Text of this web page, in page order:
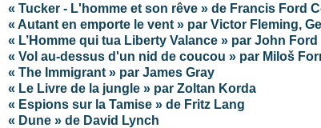
« Tucker - L'homme et son rêve » de Francis Ford
« Autant en emporte le vent » par Victor Fleming,
« L’Homme qui tua Liberty Valance » par John Ford
« Vol au-dessus d'un nid de coucou » par Miloš
« The Immigrant » par James Gray
« Le Livre de la jungle » par Zoltan Korda
« Espions sur la Tamise » de Fritz Lang
« Dune » de David Lynch